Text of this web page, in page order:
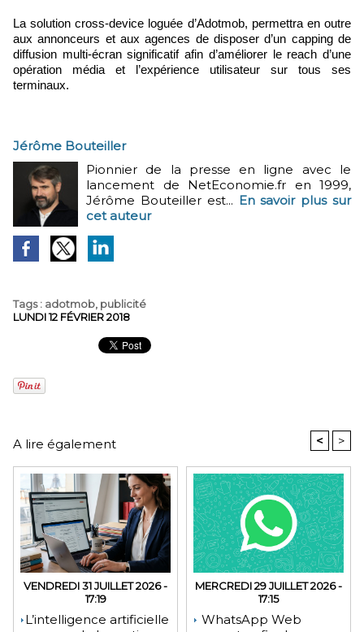
La solution cross-device loguée d’Adotmob, permettra en outre
aux annonceurs et aux agences de disposer d’un capping de
diffusion multi-écran significatif afin d’améliorer le reach d’une
opération média et l’expérience utilisateur sur tous ses
terminaux.
Jérôme Bouteiller
Pionnier de la presse en ligne avec le
lancement de NetEconomie.fr en 1999,
Jérôme Bouteiller est... En savoir plus sur
cet auteur
Tags: adotmob, publicité
LUNDI 12 FÉVRIER 2018
A lire également < >
VENDREDI 31 JUILLET 2026 -
17:19
​L’intelligence artificielle
MERCREDI 29 JUILLET 2026 -
17:15
WhatsApp Web